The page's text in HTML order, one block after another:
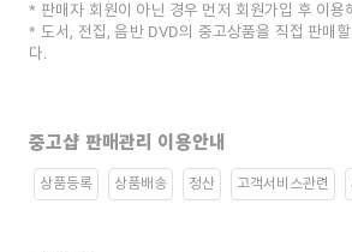
판매자 회원이 아닌 경우 먼저 회원가입 후 이용
도서, 전집, 음반 DVD의 중고상품을 직접 판매
다.
중고샵 판매관리 이용안내
상품등록 상품배송 정산 고객서비스관련